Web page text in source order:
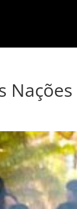
Nações